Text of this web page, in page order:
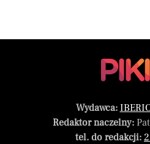
Wydawca:
Redaktor naczelny:
tel. do redakcji: